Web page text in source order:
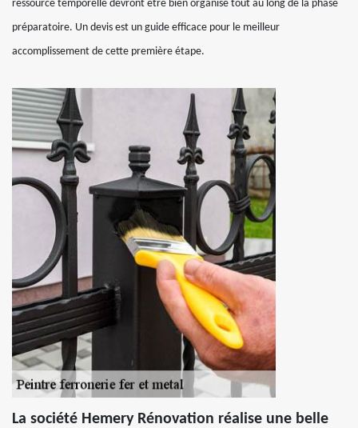
ressource temporelle devront être bien organisé tout au long de la phase
préparatoire. Un devis est un guide efficace pour le meilleur
accomplissement de cette première étape.
La société Hemery Rénovation réalise une belle